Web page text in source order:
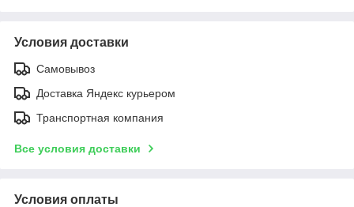
Условия доставки
Самовывоз
Доставка Яндекс курьером
Транспортная компания
Все условия доставки
Условия оплаты